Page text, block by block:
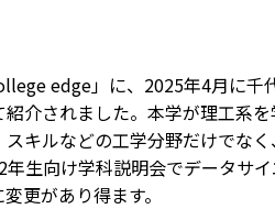
edge」に、2025年4月に
介されました。本学が理工系
キルなどの工学分野だけでな
生向け学科説明会でデータサ
更があり得ます。